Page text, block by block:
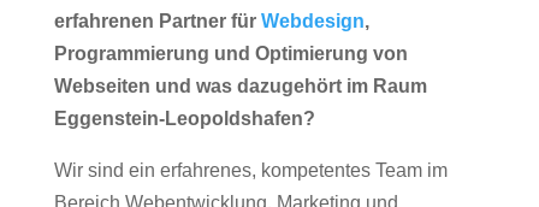
erfahrenen Partner für Webdesign,
Programmierung und Optimierung von
Webseiten und was dazugehört im Raum
Eggenstein-Leopoldshafen?
Wir sind ein erfahrenes, kompetentes Team im
Bereich Webentwicklung, Marketing und